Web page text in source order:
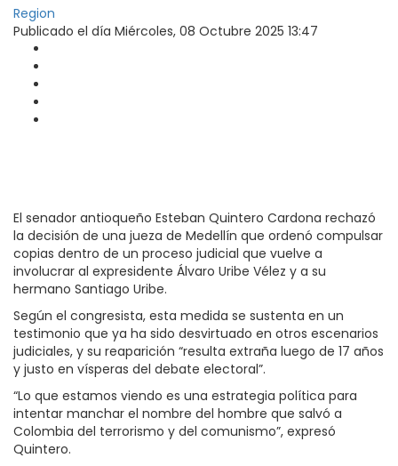
Region
Publicado el día Miércoles, 08 Octubre 2025 13:47
El senador antioqueño Esteban Quintero Cardona rechazó
la decisión de una jueza de Medellín que ordenó compulsar
copias dentro de un proceso judicial que vuelve a
involucrar al expresidente Álvaro Uribe Vélez y a su
hermano Santiago Uribe.
Según el congresista, esta medida se sustenta en un
testimonio que ya ha sido desvirtuado en otros escenarios
judiciales, y su reaparición “resulta extraña luego de 17 años
y justo en vísperas del debate electoral”.
“Lo que estamos viendo es una estrategia política para
intentar manchar el nombre del hombre que salvó a
Colombia del terrorismo y del comunismo”, expresó
Quintero.